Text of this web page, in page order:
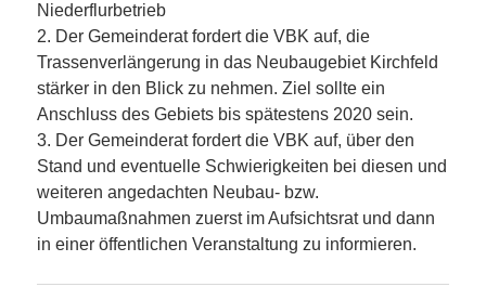
Niederflurbetrieb
2. Der Gemeinderat fordert die VBK auf, die
Trassenverlängerung in das Neubaugebiet Kirchfeld
stärker in den Blick zu nehmen. Ziel sollte ein
Anschluss des Gebiets bis spätestens 2020 sein.
3. Der Gemeinderat fordert die VBK auf, über den
Stand und eventuelle Schwierigkeiten bei diesen und
weiteren angedachten Neubau- bzw.
Umbaumaßnahmen zuerst im Aufsichtsrat und dann
in einer öffentlichen Veranstaltung zu informieren.